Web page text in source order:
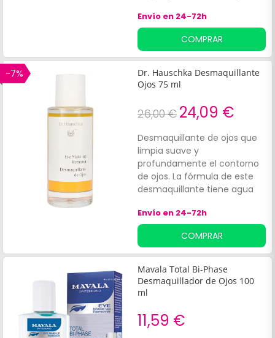
cantidad
Envío en 24-72h
COMPRAR
-7%
Dr. Hauschka Desmaquillante
Ojos 75 ml
26,00 € 24,09 €
Desmaquillante de ojos que
limpia suave y
profundamente el contorno
de ojos. La fórmula de este
desmaquillante tiene agua
plantas medicinales, como la
eufrasia y el hinojo.
Envío en 24-72h
COMPRAR
Mavala Total Bi-Phase
Desmaquillador de Ojos 100
ml
11,59 €